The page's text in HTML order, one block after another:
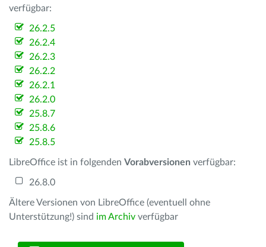
verfügbar:
26.2.5
26.2.4
26.2.3
26.2.2
26.2.1
26.2.0
25.8.7
25.8.6
25.8.5
LibreOffice ist in folgenden Vorabversionen verfügbar:
26.8.0
Ältere Versionen von LibreOffice (eventuell ohne
Unterstützung!) sind im Archiv verfügbar